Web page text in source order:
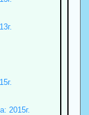
2015г.